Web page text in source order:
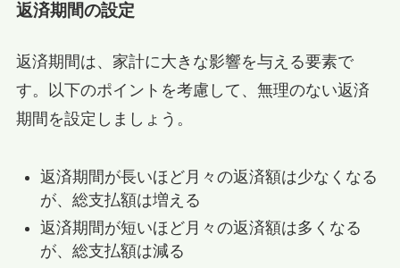
返済期間の設定
返済期間は、家計に大きな影響を与える要素で
す。以下のポイントを考慮して、無理のない返済
期間を設定しましょう。
返済期間が長いほど月々の返済額は少なくなる
が、総支払額は増える
返済期間が短いほど月々の返済額は多くなる
が、総支払額は減る